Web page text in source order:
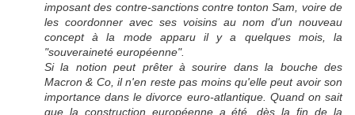
imposant des contre-sanctions contre tonton Sam, voire de
les coordonner avec ses voisins au nom d'un nouveau
concept à la mode apparu il y a quelques mois, la
"souveraineté européenne".
Si la notion peut prêter à sourire dans la bouche des
Macron & Co, il n'en reste pas moins qu'elle peut avoir son
importance dans le divorce euro-atlantique. Quand on sait
que la construction européenne a été, dès la fin de la